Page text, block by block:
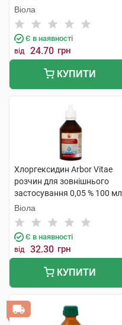
Віола
Є в наявності
від 24.70 грн
КУПИТИ
Хлоргексидин Arbor Vitae
розчин для зовнішнього
застосування 0,05 % 100 мл
1 флакон
Віола
Є в наявності
від 32.30 грн
КУПИТИ